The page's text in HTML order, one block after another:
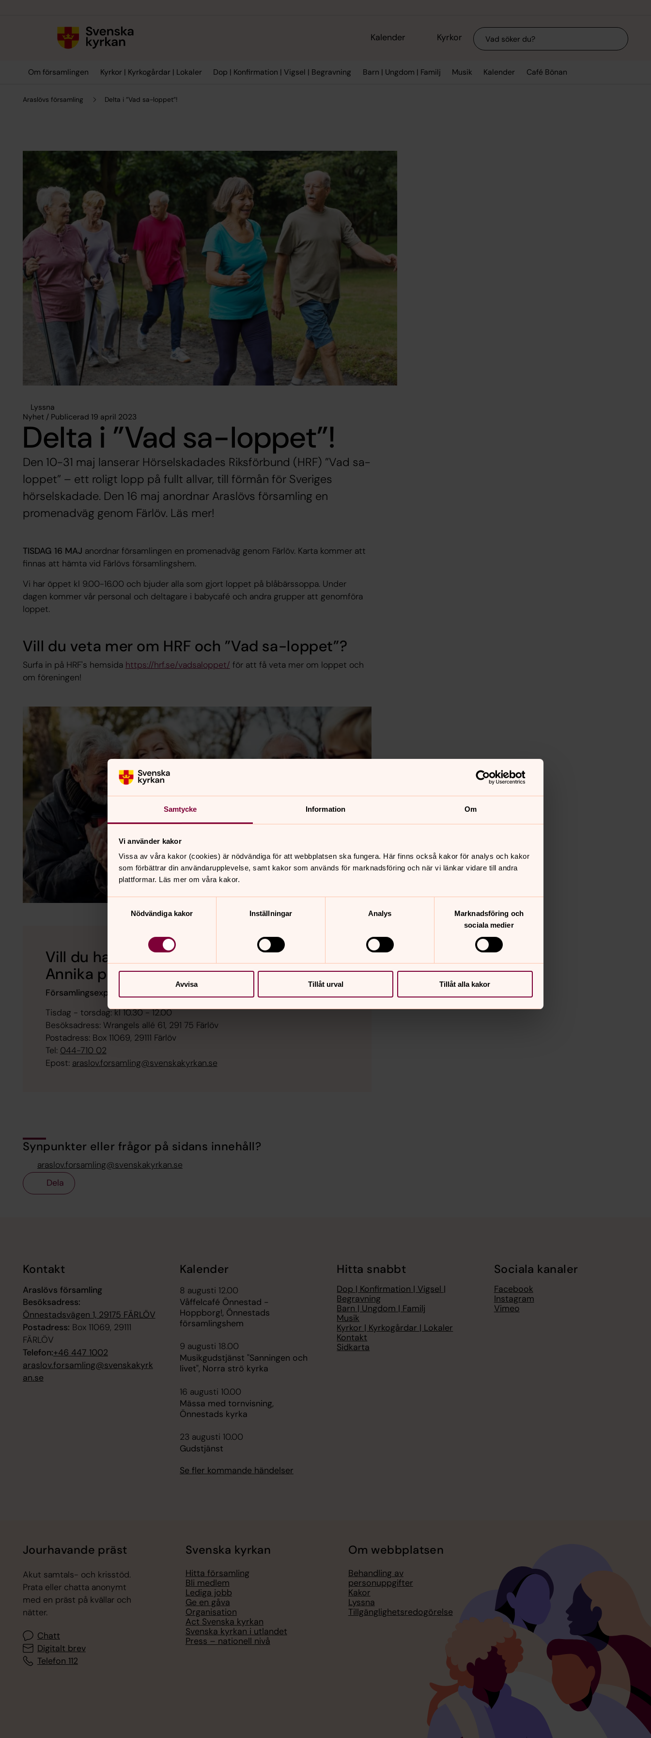
Samtycke Information Om
Vi använder kakor
Vissa av våra kakor (cookies) är nödvändiga för att webbplatsen ska fungera. Här finns också kakor för analys och kakor
som förbättrar din användarupplevelse, samt kakor som används för marknadsföring och när vi länkar vidare till andra
plattformar. Läs mer om våra kakor.
Samtyckesval
Nödvändiga kakor
Inställningar Analys
Marknadsföring och
sociala medier
Avvisa Tillåt urval Tillåt alla kakor
Kalender Kyrkor Sök
Om församlingen Kyrkor | Kyrkogårdar | Lokaler Dop | Konfirmation | Vigsel | Begravning Barn | Ungdom | Familj Musik Kalender Café Bönan
Araslövs församling Delta i ”Vad sa-loppet”!
Lyssna
Nyhet / Publicerad 19 april 2023
Delta i ”Vad sa-loppet”!
Den 10-31 maj lanserar Hörselskadades Riksförbund (HRF) ”Vad sa-
loppet” – ett roligt lopp på fullt allvar, till förmån för Sveriges
hörselskadade. Den 16 maj anordnar Araslövs församling en
promenadväg genom Färlöv. Läs mer!
TISDAG 16 MAJ anordnar församlingen en promenadväg genom Färlöv. Karta kommer att
finnas att hämta vid Färlövs församlingshem.
Vi har öppet kl 9.00-16.00 och bjuder alla som gjort loppet på blåbärssoppa. Under
dagen kommer vår personal och deltagare i babycafé och andra grupper att genomföra
loppet.
Vill du veta mer om HRF och ”Vad sa-loppet”?
Surfa in på HRF's hemsida https://hrf.se/vadsaloppet/ för att få veta mer om loppet och
om föreningen!
Vill du ha hjälp att registrera dig? kontakta
Annika på expeditionen!
Församlingsexpeditionens öppettider (helgfria vardagar)
Tisdag - torsdag: kl 10.30 - 12.00
Besöksadress: Wrangels allé 61, 291 75 Färlöv
Postadress: Box 11069, 29111 Färlöv
Tel: 044-710 02
Epost: araslov.forsamling@svenskakyrkan.se
Synpunkter eller frågor på sidans innehåll?
araslov.forsamling@svenskakyrkan.se
Dela
Kontakt
Araslövs församling
Besöksadress:
Önnestadsvägen 1, 29175 FÄRLÖV
Postadress: Box 11069, 29111
FÄRLÖV
Telefon:+46 447 1002
araslov.forsamling@svenskakyrk
an.se
Kalender
8 augusti 12.00
Våffelcafé Önnestad -
Hoppborg!, Önnestads
församlingshem
9 augusti 18.00
Musikgudstjänst "Sanningen och
livet", Norra strö kyrka
16 augusti 10.00
Mässa med tornvisning,
Önnestads kyrka
23 augusti 10.00
Gudstjänst
Se fler kommande händelser
Hitta snabbt
Dop | Konfirmation | Vigsel |
Begravning
Barn | Ungdom | Familj
Musik
Kyrkor | Kyrkogårdar | Lokaler
Kontakt
Sidkarta
Sociala kanaler
Facebook
Instagram
Vimeo
Jourhavande präst
Akut samtals- och krisstöd.
Prata eller chatta anonymt
med en präst på kvällar och
nätter.
Chatt
Digitalt brev
Telefon 112
Svenska kyrkan
Hitta församling
Bli medlem
Lediga jobb
Ge en gåva
Organisation
Act Svenska kyrkan
Svenska kyrkan i utlandet
Press – nationell nivå
Om webbplatsen
Behandling av
personuppgifter
Kakor
Lyssna
Tillgänglighetsredogörelse